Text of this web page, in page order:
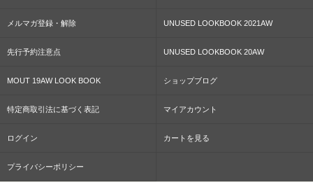
メルマガ登録・解除 UNUSED LOOKBOOK 2021AW
先行予約注意点 UNUSED LOOKBOOK 20AW
MOUT 19AW LOOK BOOK ショップブログ
特定商取引法に基づく表記 マイアカウント
ログイン カートを見る
プライバシーポリシー